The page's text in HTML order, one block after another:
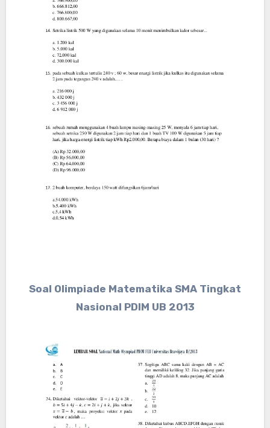
Soal Olimpiade Matematika SMA Tingkat
Nasional PDIM UB 2013